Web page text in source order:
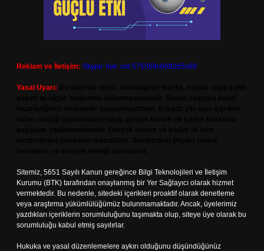
Reklam ve İletişim: Skype: live:.cid.575569c608265c69
Yasal Uyarı:
Sitemiz, 5651 Sayılı Kanun gereğince Bilgi Teknolojileri ve İletişim
Kurumu (BTK) tarafından onaylanmış bir Yer Sağlayıcı olarak hizmet
vermektedir. Bu nedenle, sitedeki içerikleri proaktif olarak denetleme
veya araştırma yükümlülüğümüz bulunmamaktadır. Ancak, üyelerimiz
yazdıkları içeriklerin sorumluluğunu taşımakta olup, siteye üye olarak bu
sorumluluğu kabul etmiş sayılırlar.
Hukuka ve yasal düzenlemelere aykırı olduğunu düşündüğünüz